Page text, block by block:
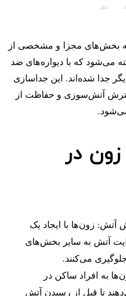
بخش‌های مجزا و مشخصی از
می‌شود که با دیواره‌های ضد
جدا شده‌اند. این جداسازی
آتش‌سوزی و حفاظت از
می‌شود.
زون در
آتش: زون‌ها با ایجاد یک
آتش به سایر بخش‌های
می‌کنند.
به افراد ساکن در
تا قبل از رسیدن آتش